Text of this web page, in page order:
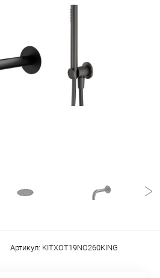
Артикул: KITXOT19NO260KING